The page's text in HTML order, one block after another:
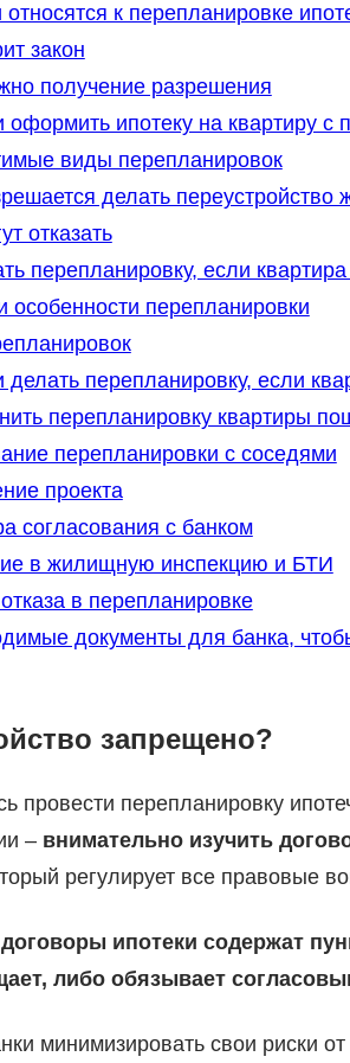
к перепланировке
закон
получение разрешения
ипотеку на квартиру с
виды перепланировок
делать переустройство
отказать
перепланировку, если квартира
особенности перепланировки
перепланировку, если
перепланировку квартиры
перепланировки с соседями
проекта
согласования с банком
в жилищную инспекцию и БТИ
в перепланировке
документы для банка,
запрещено?
провести перепланировку
– внимательно изучить
регулирует все правовые
договоры ипотеки содержат
либо обязывает
минимизировать свои риски